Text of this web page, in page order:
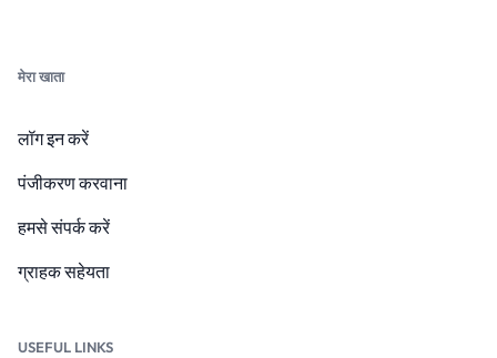
मेरा खाता
लॉग इन करें
पंजीकरण करवाना
हमसे संपर्क करें
ग्राहक सहेयता
USEFUL LINKS